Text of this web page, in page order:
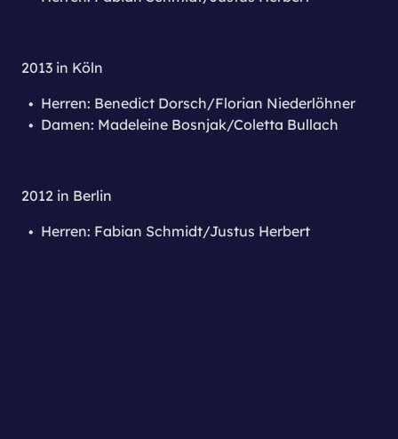
2013 in Köln
Herren: Benedict Dorsch/Florian Niederlöhner
Damen: Madeleine Bosnjak/Coletta Bullach
2012 in Berlin
Herren: Fabian Schmidt/Justus Herbert